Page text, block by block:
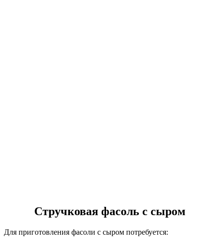
Стручковая фасоль с сыром
Для приготовления фасоли с сыром потребуется: